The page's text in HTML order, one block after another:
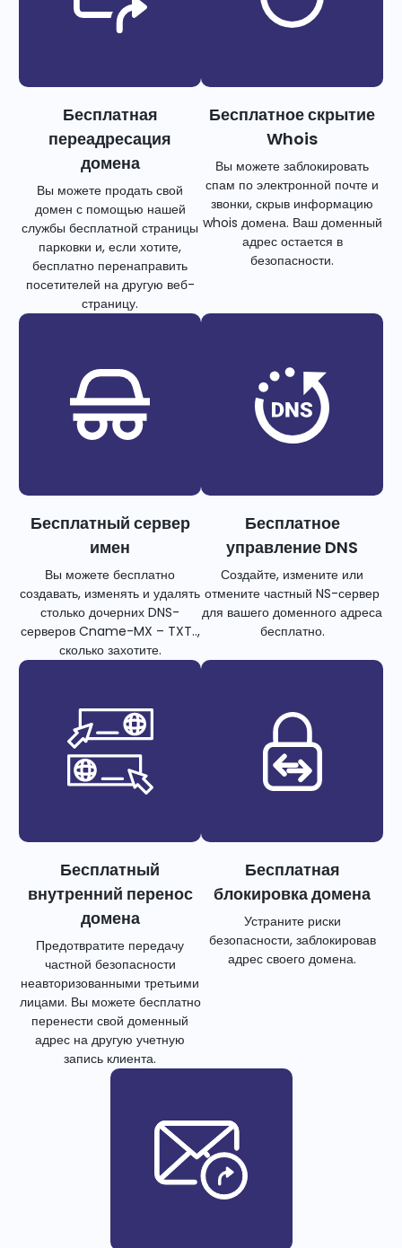
Бесплатная
переадресация
домена
Вы можете продать свой
домен с помощью нашей
службы бесплатной страницы
парковки и, если хотите,
бесплатно перенаправить
посетителей на другую веб-
страницу.
Бесплатное скрытие
Whois
Вы можете заблокировать
спам по электронной почте и
звонки, скрыв информацию
whois домена. Ваш доменный
адрес остается в
безопасности.
Бесплатный сервер
имен
Вы можете бесплатно
создавать, изменять и удалять
столько дочерних DNS-
серверов Cname-MX – TXT..,
сколько захотите.
Бесплатное
управление DNS
Создайте, измените или
отмените частный NS-сервер
для вашего доменного адреса
бесплатно.
Бесплатный
внутренний перенос
домена
Предотвратите передачу
частной безопасности
неавторизованными третьими
лицами. Вы можете бесплатно
перенести свой доменный
адрес на другую учетную
запись клиента.
Бесплатная
блокировка домена
Устраните риски
безопасности, заблокировав
адрес своего домена.